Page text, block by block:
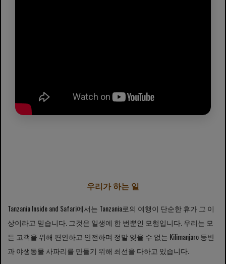
우리가 하는 일
Tanzania Inside and Safari에서는 Tanzania로의 여행이 단순한 휴가 그 이
상이라고 믿습니다. 그것은 일생에 한 번뿐인 모험입니다. 우리는 모
든 고객을 위해 편안하고 안전하며 정말 잊을 수 없는 Kilimanjaro 등반
과 야생동물 사파리를 만들기 위해 최선을 다하고 있습니다.